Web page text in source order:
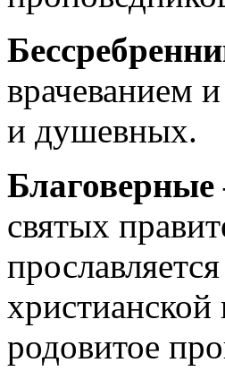
врачеванием
и душевных.
святых
родовитое